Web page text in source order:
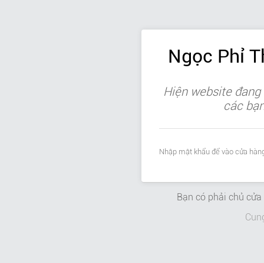
Ngọc Phỉ
Hiện website
các
Nhập mật khẩu để vào cửa
Bạn có phải chủ